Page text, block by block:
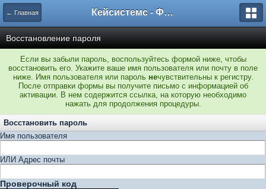
← Главная Кейсистемс - Форумы
Восстановление пароля
Если вы забыли пароль, воспользуйтесь формой ниже, чтобы
восстановить его. Укажите ваше имя пользователя или почту в поле
ниже. Имя пользователя или пароль нечувствительны к регистру.
После отправки формы вы получите письмо с информацией об
активации. В нем содержится ссылка, на которую необходимо
нажать для продолжения процедуры.
Восстановить пароль
Имя пользователя
ИЛИ Адрес почты
Проверочный код